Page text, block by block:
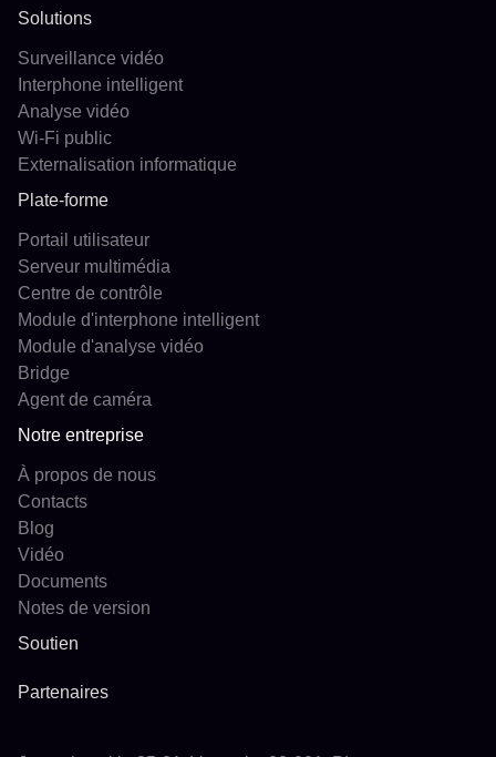
Solutions
Surveillance vidéo
Interphone intelligent
Analyse vidéo
Wi-Fi public
Externalisation informatique
Plate-forme
Portail utilisateur
Serveur multimédia
Centre de contrôle
Module d'interphone intelligent
Module d'analyse vidéo
Bridge
Agent de caméra
Notre entreprise
À propos de nous
Contacts
Blog
Vidéo
Documents
Notes de version
Soutien
Partenaires